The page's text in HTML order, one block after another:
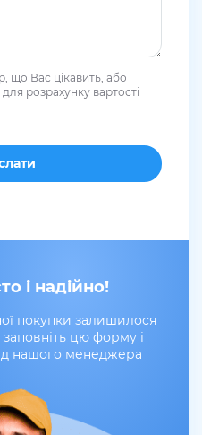
і надійно!
покупки залишилося
заповніть цю форму і
нашого менеджера
що Вас цікавить, або
розрахунку вартості